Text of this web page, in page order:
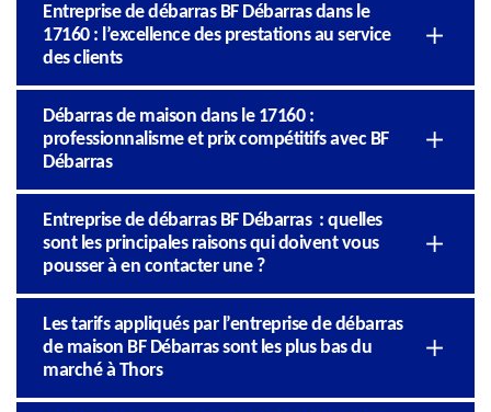
Entreprise de débarras BF Débarras dans le
17160 : l’excellence des prestations au service
des clients
Débarras de maison dans le 17160 :
professionnalisme et prix compétitifs avec BF
Débarras
Entreprise de débarras BF Débarras : quelles
sont les principales raisons qui doivent vous
pousser à en contacter une ?
Les tarifs appliqués par l’entreprise de débarras
de maison BF Débarras sont les plus bas du
marché à Thors